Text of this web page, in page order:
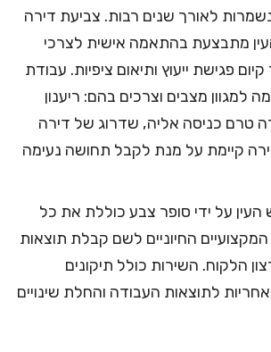
לאורך שנים רבות. צביעת דירה
מתבצעת בהתאמה אישית לצרכי
פגישת ייעוץ ותיאום ציפיות. עבודת
למגוון מצבים וצרכים בהם: ריענון
טרם כניסה אליה, שדרוג של דירה
קיימת על מנת לקבל תחושה נעימה
על ידי סופר צבע כוללת את כל
החיוניים לשם קבלת תוצאות
הלקוח. השירות כולל תיקונים
לתוצאות העבודה והחלת שינויים